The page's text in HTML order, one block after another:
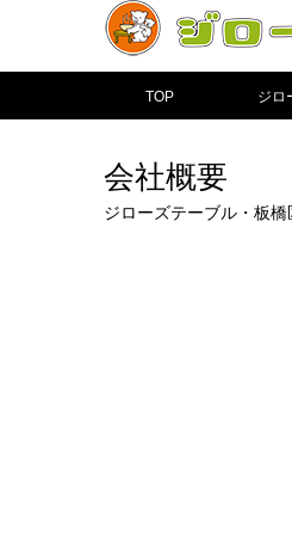
TOP ジロ
会社概要
ジローズテーブル・板